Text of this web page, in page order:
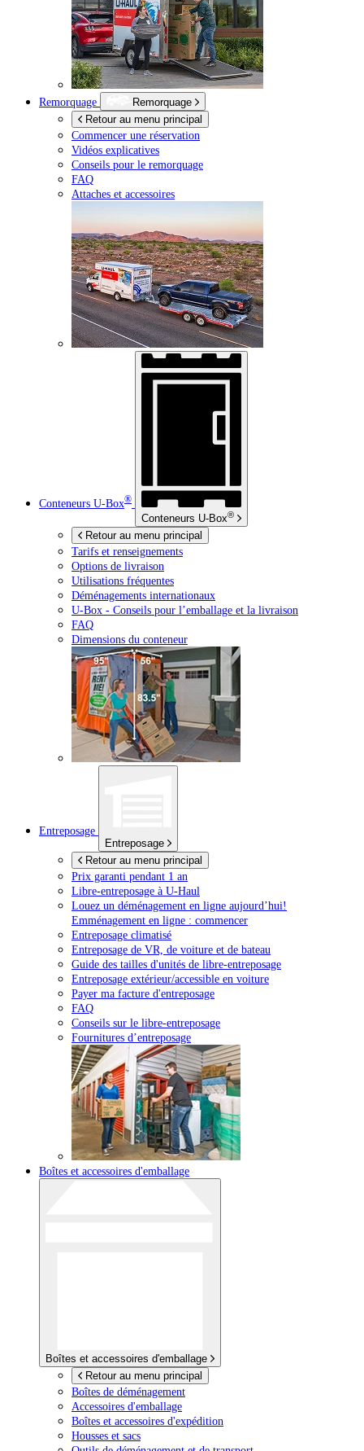
Remorquage
Remorquage
Retour au menu principal
Commencer une réservation
Vidéos explicatives
Conseils pour le remorquage
FAQ
Attaches et accessoires
Conteneurs U-Box®
Conteneurs U-Box®
Retour au menu principal
Tarifs et renseignements
Options de livraison
Utilisations fréquentes
Déménagements internationaux
U-Box - Conseils pour l’emballage et la livraison
FAQ
Dimensions du conteneur
Entreposage
Entreposage
Retour au menu principal
Prix garanti pendant 1 an
Libre-entreposage à U-Haul
Louez un déménagement en ligne aujourd’hui!
Emménagement en ligne : commencer
Entreposage climatisé
Entreposage de VR, de voiture et de bateau
Guide des tailles d'unités de libre-entreposage
Entreposage extérieur/accessible en voiture
Payer ma facture d'entreposage
FAQ
Conseils sur le libre-entreposage
Fournitures d’entreposage
Boîtes et accessoires d'emballage
Boîtes et accessoires d'emballage
Retour au menu principal
Boîtes de déménagement
Accessoires d'emballage
Boîtes et accessoires d'expédition
Housses et sacs